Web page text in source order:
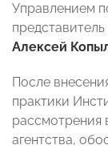
Управлением
Алексей
После
практики
рассмотрения
агентства,